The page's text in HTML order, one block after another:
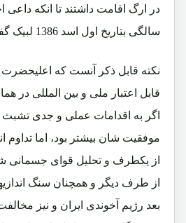
سالگی بتاریخ اول اسد 1386 لبیک گفتند.
نکته قابل ذکر آنست که
قابل اعتبار ملی و بین المللی در
اگر به اقدامات عملی و جدی تشبث
موفقیت شان بیشتر بود، اما تداوم
از یکطرف و تحلیل قوای جسمانی
از طرف دیگر و همچنان سنگ
بعد رژیم آخوندی ایران و نیز